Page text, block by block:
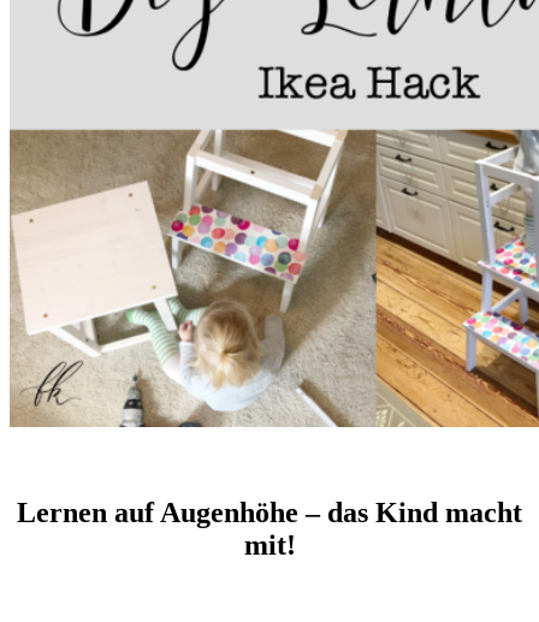
Lernen auf Augenhöhe – das Kind macht
mit!